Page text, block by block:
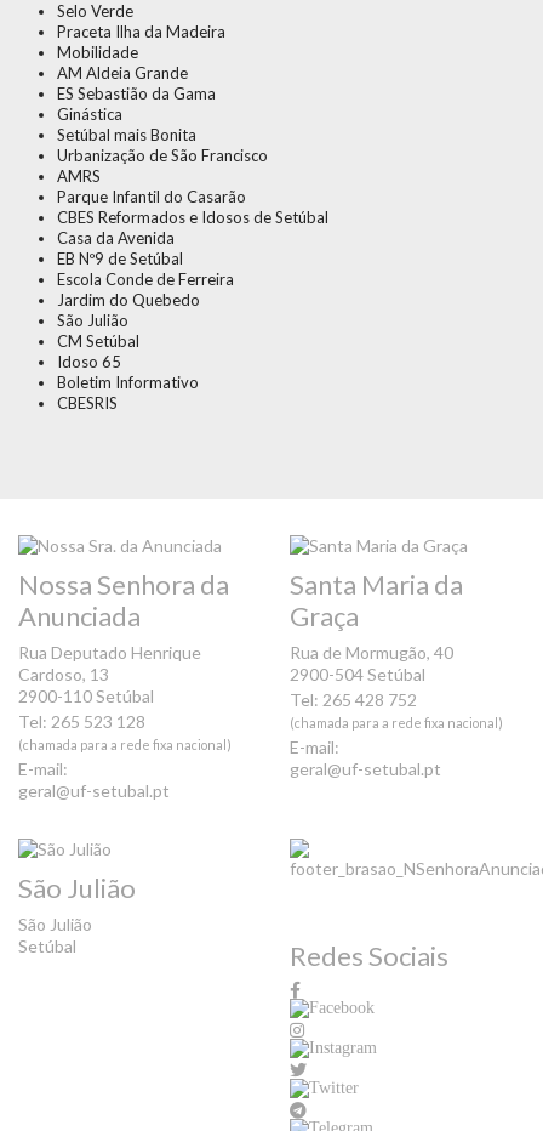
Selo Verde
Praceta Ilha da Madeira
Mobilidade
AM Aldeia Grande
ES Sebastião da Gama
Ginástica
Setúbal mais Bonita
Urbanização de São Francisco
AMRS
Parque Infantil do Casarão
CBES Reformados e Idosos de Setúbal
Casa da Avenida
EB Nº9 de Setúbal
Escola Conde de Ferreira
Jardim do Quebedo
São Julião
CM Setúbal
Idoso 65
Boletim Informativo
CBESRIS
Nossa Senhora da
Anunciada
Rua Deputado Henrique
Cardoso, 13
2900-110 Setúbal
Tel: 265 523 128
(chamada para a rede fixa nacional)
E-mail:
geral@uf-setubal.pt
Santa Maria da
Graça
Rua de Mormugão, 40
2900-504 Setúbal
Tel: 265 428 752
(chamada para a rede fixa nacional)
E-mail:
geral@uf-setubal.pt
São Julião
São Julião
Setúbal
Redes Sociais